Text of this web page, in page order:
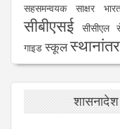
सहसमन्वयक
साक्षर
सीबीएसई सीसीएल
गाइड स्कूल